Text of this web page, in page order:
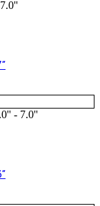
- 7.0''